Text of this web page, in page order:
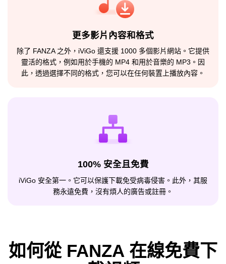
更多影片內容和格式
除了 FANZA 之外，iViGo 還支援 1000 多個影片網站。它提供
靈活的格式，例如用於手機的 MP4 和用於音樂的 MP3。因
此，透過選擇不同的格式，您可以在任何裝置上播放內容。
100% 安全且免費
iViGo 安全第一。它可以保護下載免受病毒侵害。此外，其服
務永遠免費，沒有煩人的廣告或註冊。
如何從 FANZA 在線免費下